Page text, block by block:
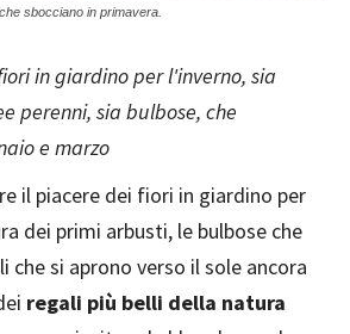
sbocciano in primavera.
in giardino per l'inverno, sia
perenni, sia bulbose, che
e marzo
il piacere dei fiori in giardino per
dei primi arbusti, le bulbose che
che si aprono verso il sole ancora
regali più belli della natura